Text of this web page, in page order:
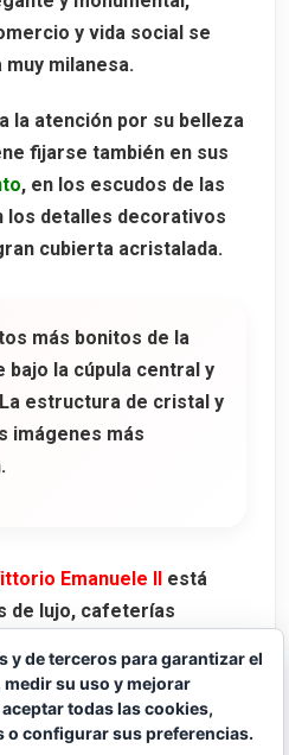
y vida social se
milanesa.
la atención por su belleza
fijarse también en sus
, en los escudos de las
los detalles decorativos
cubierta acristalada.
más bonitos de la
la cúpula central y
estructura de cristal y
imágenes más
Emanuele II
está
de lujo, cafeterías
se encuentran el
y el famosoCamparino
la tradición del aperitivo
y de terceros para garantizar el
su uso y mejorar
todas las cookies,
o configurar sus preferencias.